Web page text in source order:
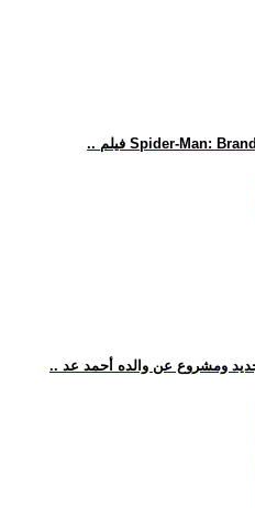
ومشروع عن والده أحمد عد